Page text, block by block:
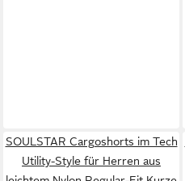
SOULSTAR Cargoshorts im Tech
Utility-Style für Herren aus